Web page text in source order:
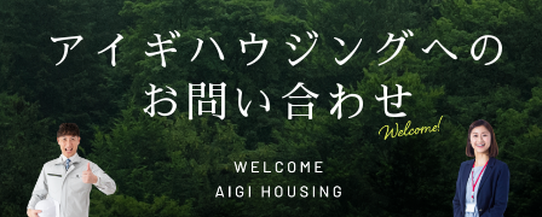
アイギハウジングへの
お問い合わせ